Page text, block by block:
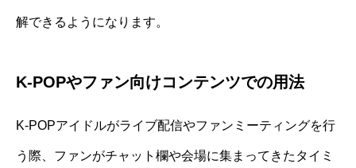
解できるようになります。
K-POPやファン向けコンテンツでの用法
K-POPアイドルがライブ配信やファンミーティングを行
う際、ファンがチャット欄や会場に集まってきたタイミ